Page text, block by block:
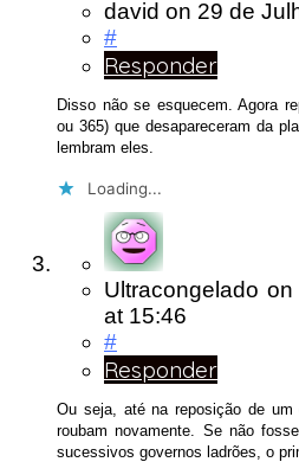
david on 29 de
#
Responder
Disso não se esquecem. Agora
ou 365) que desapareceram da
lembram eles.
Loading...
Ultracongelado on
at 15:46
#
Responder
Ou seja, até na reposição de
roubam novamente. Se não
sucessivos governos ladrões, o